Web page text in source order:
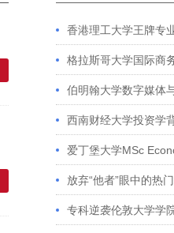
香港理工大学王牌专
格拉斯哥大学国际商
伯明翰大学数字媒体
例 西南财经大学投资学
校多份Offer
爱丁堡大学MSc
放弃“他者”眼中的热
获藤校offer｜成功跨专
专科逆袭伦敦大学学